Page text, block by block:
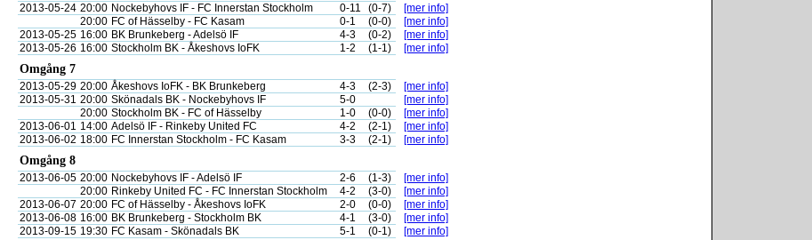
2013-05-24 20:00 Nockebyhovs IF - FC Innerstan Stockholm 0-11 (0-7)
[mer info]
20:00 FC of Hässelby - FC Kasam 0-1 (0-0)
[mer info]
2013-05-25 16:00 BK Brunkeberg - Adelsö IF 4-3 (0-2)
[mer info]
2013-05-26 16:00 Stockholm BK - Åkeshovs IoFK 1-2 (1-1) [mer info]
Omgång 7
2013-05-29 20:00 Åkeshovs IoFK - BK Brunkeberg 4-3 (2-3)
[mer info]
2013-05-31 20:00 Skönadals BK - Nockebyhovs IF 5-0
[mer info]
20:00 Stockholm BK - FC of Hässelby 1-0 (0-0)
[mer info]
2013-06-01 14:00 Adelsö IF - Rinkeby United FC 4-2 (2-1)
[mer info]
2013-06-02 18:00 FC Innerstan Stockholm - FC Kasam 3-3 (2-1) [mer info]
Omgång 8
2013-06-05 20:00 Nockebyhovs IF - Adelsö IF 2-6 (1-3)
[mer info]
20:00 Rinkeby United FC - FC Innerstan Stockholm 4-2 (3-0)
[mer info]
2013-06-07 20:00 FC of Hässelby - Åkeshovs IoFK 2-0 (0-0)
[mer info]
2013-06-08 16:00 BK Brunkeberg - Stockholm BK 4-1 (3-0)
[mer info]
2013-09-15 19:30 FC Kasam - Skönadals BK 5-1 (0-1) [mer info]